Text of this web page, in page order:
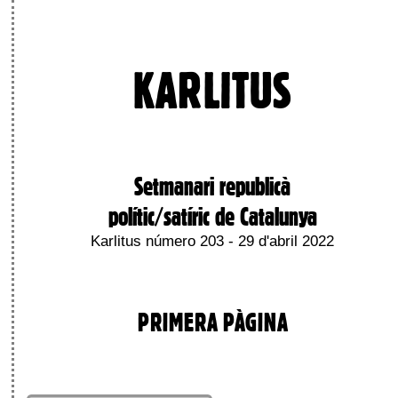
KARLITUS
Setmanari republicà
polític/satíric de Catalunya
Karlitus número 203 - 29 d'abril 2022
PRIMERA PÀGINA